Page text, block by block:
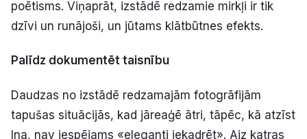
poētisms. Viņaprāt, izstādē redzamie mirkļi ir tik
dzīvi un runājoši, un jūtams klātbūtnes efekts.
Palīdz dokumentēt taisnību
Daudzas no izstādē redzamajām fotogrāfijām
tapušas situācijās, kad jāreaģē ātri, tāpēc, kā atzīst
Ina, nav iespējams «eleganti iekadrēt». Aiz katras